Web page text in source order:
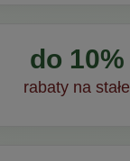
do 10%
rabaty na stałe